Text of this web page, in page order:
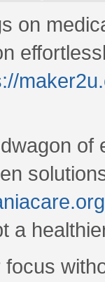
on
a